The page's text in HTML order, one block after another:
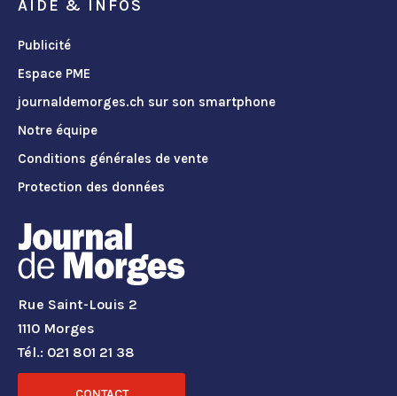
AIDE & INFOS
Publicité
Espace PME
journaldemorges.ch sur son smartphone
Notre équipe
Conditions générales de vente
Protection des données
Rue Saint-Louis 2
1110 Morges
Tél.: 021 801 21 38